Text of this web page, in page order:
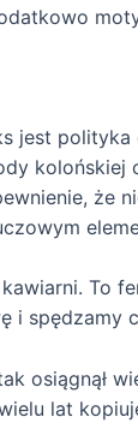
jest
że
To
i spędzamy
osiągnął
lat